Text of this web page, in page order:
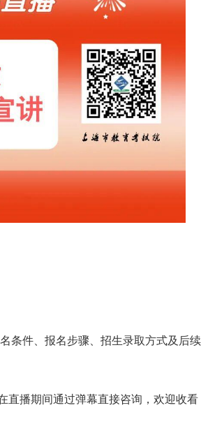
条件、报名步骤、招生录取方式及后
直播期间通过弹幕直接咨询，欢迎收看